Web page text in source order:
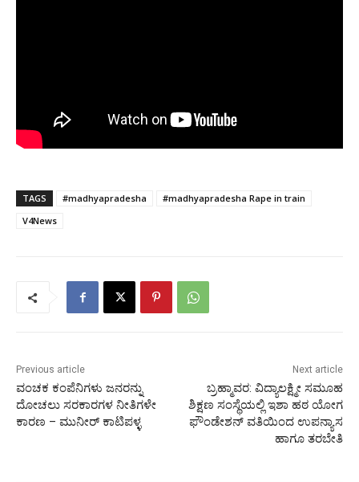
TAGS #madhyapradesha
#madhyapradesha Rape in train
V4News
Previous article
ವಂಚಕ ಕಂಪೆನಿಗಳು ಜನರನ್ನು
ದೋಚಲು ಸರಕಾರಗಳ ನೀತಿಗಳೇ
ಕಾರಣ – ಮುನೀರ್ ಕಾಟಿಪಳ್ಳ
Next article
ಬ್ರಹ್ಮಾವರ: ವಿದ್ಯಾಲಕ್ಷ್ಮೀ ಸಮೂಹ
ಶಿಕ್ಷಣ ಸಂಸ್ಥೆಯಲ್ಲಿ ಇಶಾ ಹಠ ಯೋಗ
ಫೌಂಡೇಶನ್ ವತಿಯಿಂದ ಉಪನ್ಯಾಸ
ಹಾಗೂ ತರಬೇತಿ